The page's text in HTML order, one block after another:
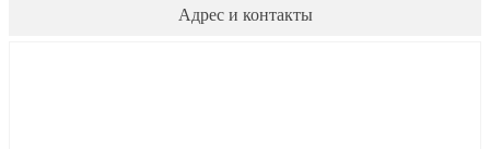
Адрес и контакты